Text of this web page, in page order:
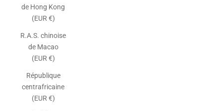
de Hong Kong
(EUR €)
R.A.S. chinoise
de Macao
(EUR €)
République
centrafricaine
(EUR €)